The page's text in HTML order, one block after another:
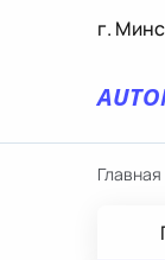
г.
Главная